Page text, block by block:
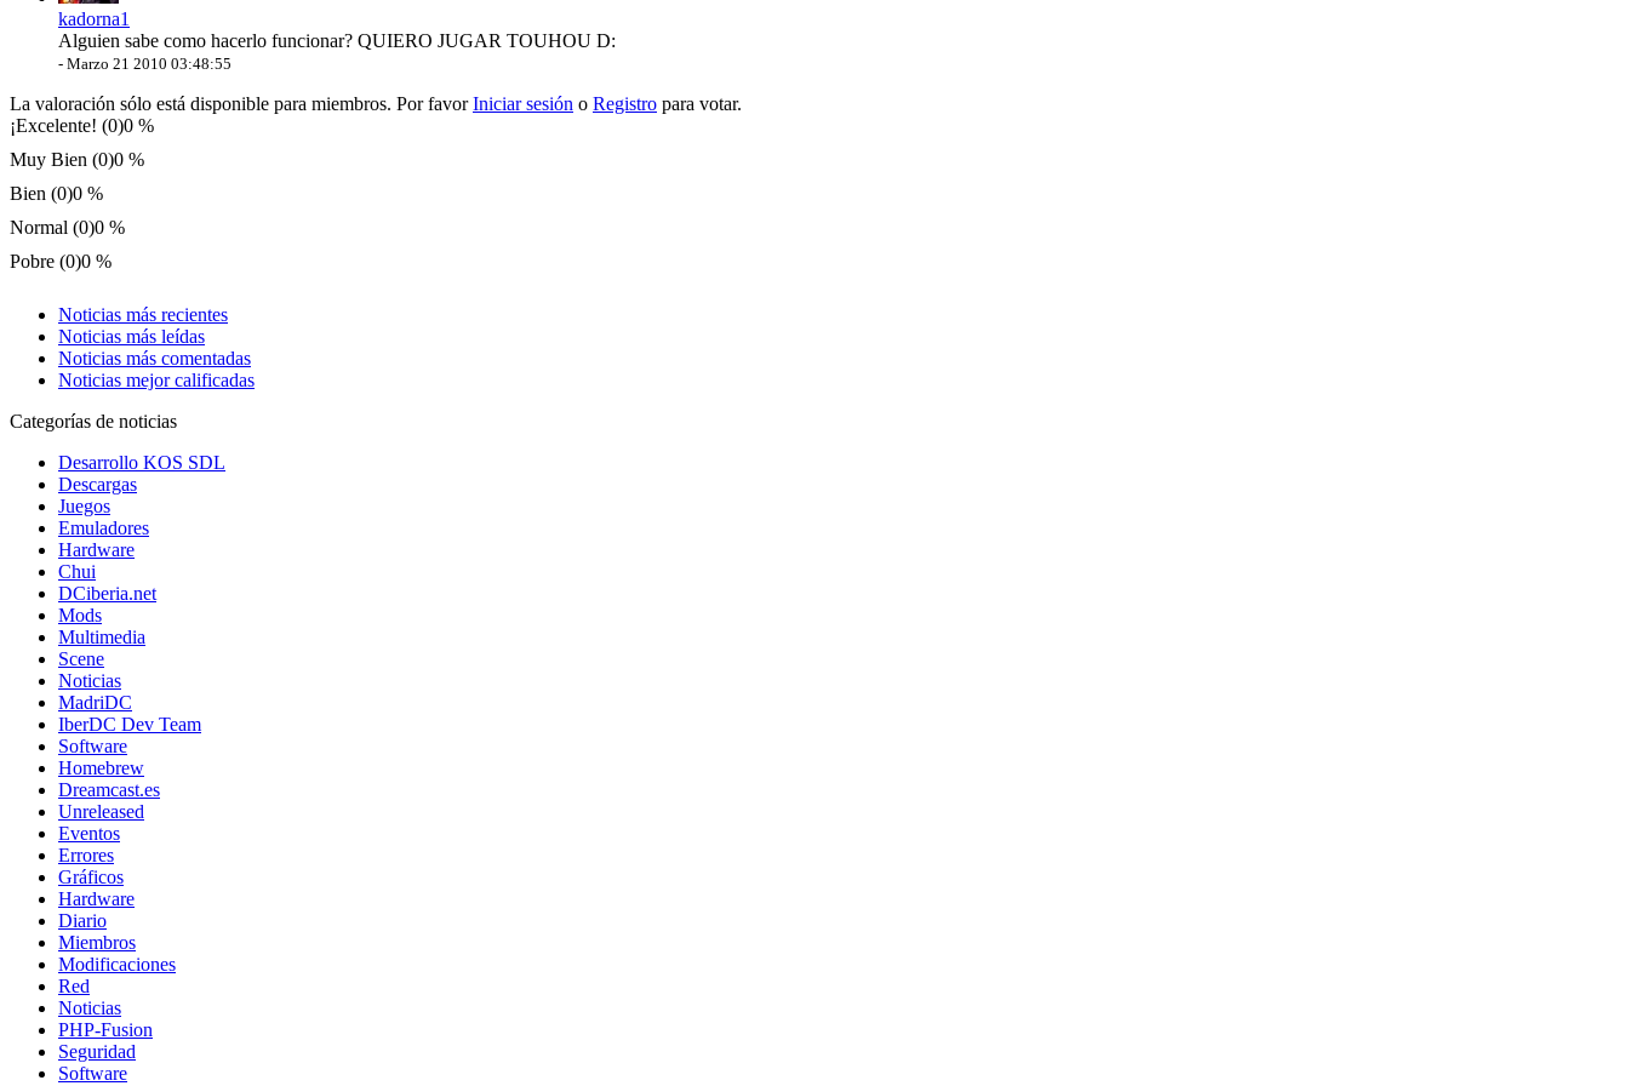
kadorna1
Alguien sabe como hacerlo funcionar? QUIERO JUGAR TOUHOU D:
- Marzo 21 2010 03:48:55
La valoración sólo está disponible para miembros. Por favorIniciar sesión o Registro para votar.
¡Excelente! (0)0 %
Muy Bien (0)0 %
Bien (0)0 %
Normal (0)0 %
Pobre (0)0 %
Noticias más recientes
Noticias más leídas
Noticias más comentadas
Noticias mejor calificadas
Categorías de noticias
Desarrollo KOS SDL
Descargas
Juegos
Emuladores
Hardware
Chui
DCiberia.net
Mods
Multimedia
Scene
Noticias
MadriDC
IberDC Dev Team
Software
Homebrew
Dreamcast.es
Unreleased
Eventos
Errores
Gráficos
Hardware
Diario
Miembros
Modificaciones
Red
Noticias
PHP-Fusion
Seguridad
Software